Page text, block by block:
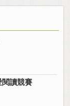
閱讀競賽